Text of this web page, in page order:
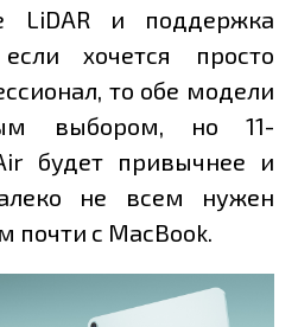
LiDAR и поддержка
хочется просто
то обе модели
выбором, но 11-
будет привычнее и
не всем нужен
почти с MacBook.